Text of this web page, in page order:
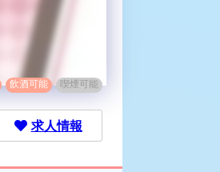
飲酒可能 喫煙可能
求人情報